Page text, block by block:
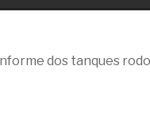
como estratégia
de materiais
dos tanques